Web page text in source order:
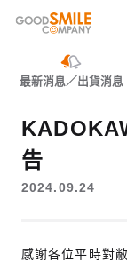
最新消息／出貨消息
告
2024.09.24
感謝各位平時對